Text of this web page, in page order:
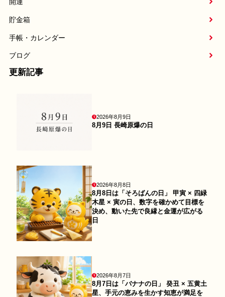
貯金箱
手帳・カレンダー
ブログ
更新記事
2026年8月9日
8月9日 長崎原爆の日
2026年8月8日
8月8日は「そろばんの日」 甲寅 × 四緑
木星 × 寅の日、数字を確かめて目標を
決め、動いた先で良縁と金運が広がる
日
2026年8月7日
8月7日は「バナナの日」 癸丑 × 五黄土
星、手元の恵みを生かす知恵が満足を